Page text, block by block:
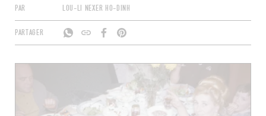
PAR LOU-LI NEXER HO-DINH
PARTAGER